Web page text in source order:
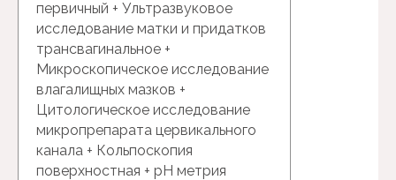
первичный + Ультразвуковое
исследование матки и придатков
трансвагинальное +
Микроскопическое исследование
влагалищных мазков +
Цитологическое исследование
микропрепарата цервикального
канала + Кольпоскопия
поверхностная + рН метрия